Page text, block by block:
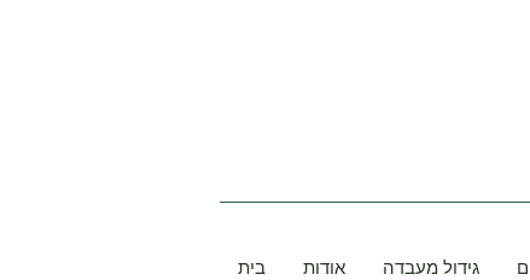
בית אודות גידול מעבדה